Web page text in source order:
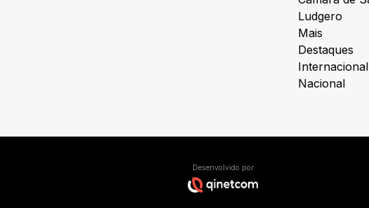
Ludgero
Mais
Destaques
Internacional
Nacional
Desenvolvido por